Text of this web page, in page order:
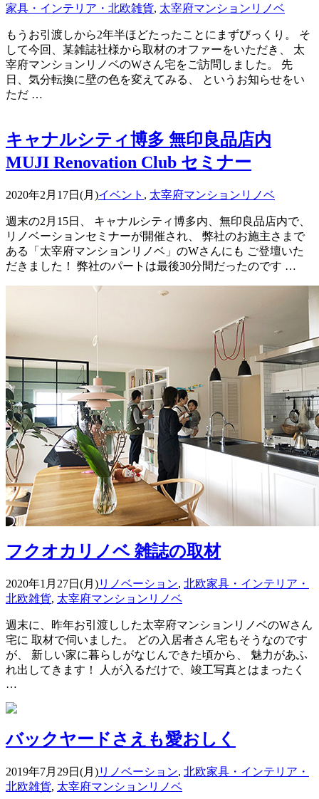
家具・インテリア・北欧雑貨, 太宰府マンションリノベ
もうお引渡しから2年半ほどたったことにまずびっくり。 そ
して今回、某雑誌社様から取材のオファーをいただき、 太
宰府マンションリノベのWさん宅をご訪問しました。 先
日、気分転換に壁の色を変えてみる、 というお知らせをい
ただ …
キャナルシティ博多 無印良品店内
MUJI Renovation Club セミナー
2020年2月17日(月)イベント , 太宰府マンションリノベ
週末の2月15日、 キャナルシティ博多内、無印良品店内で、
リノベーションセミナーが開催され、 弊社のお施主さまで
ある「太宰府マンションリノベ」のWさんにも ご登壇いた
だきました！ 弊社のパートは最後30分間だったのです …
フクオカリノベ 雑誌の取材
2020年1月27日(月)リノベーション, 北欧家具・インテリア・
北欧雑貨, 太宰府マンションリノベ
週末に、昨年お引渡しした太宰府マンションリノベのWさん
宅に 取材で伺いました。 どの入居者さん宅もそうなのです
が、 新しい家に暮らしがなじんできた頃から、 魅力があふ
れ出してきます！ 人が入るだけで、竣工写真とはまったく
…
バックヤードさえも愛おしく
2019年7月29日(月)リノベーション, 北欧家具・インテリア・
北欧雑貨, 太宰府マンションリノベ